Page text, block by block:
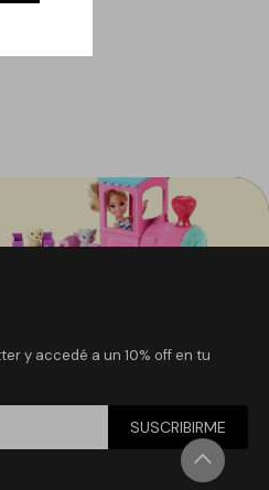
y accedé a un 10% off en tu
SUSCRIBIRME